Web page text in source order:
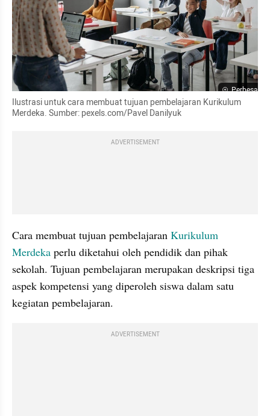
Perbesar
Ilustrasi untuk cara membuat tujuan pembelajaran Kurikulum
Merdeka. Sumber: pexels.com/Pavel Danilyuk
ADVERTISEMENT
Cara membuat tujuan pembelajaran Kurikulum
Merdeka perlu diketahui oleh pendidik dan pihak
sekolah. Tujuan pembelajaran merupakan deskripsi tiga
aspek kompetensi yang diperoleh siswa dalam satu
kegiatan pembelajaran.
ADVERTISEMENT